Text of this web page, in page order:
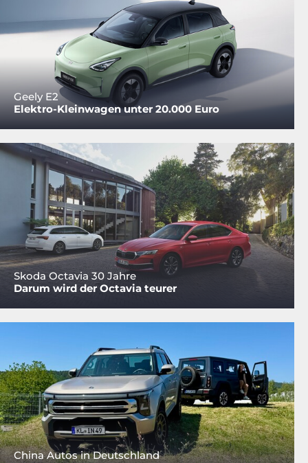
Geely E2
Elektro-Kleinwagen unter 20.000 Euro
Skoda Octavia 30 Jahre
Darum wird der Octavia teurer
China Autos in Deutschland